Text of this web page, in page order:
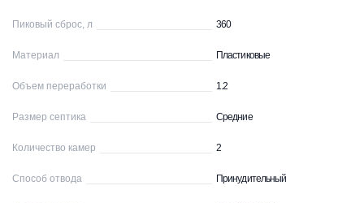
Пиковый сброс, л 360
Материал Пластиковые
Объем переработки 1.2
Размер септика Средние
Количество камер 2
Способ отвода Принудительный